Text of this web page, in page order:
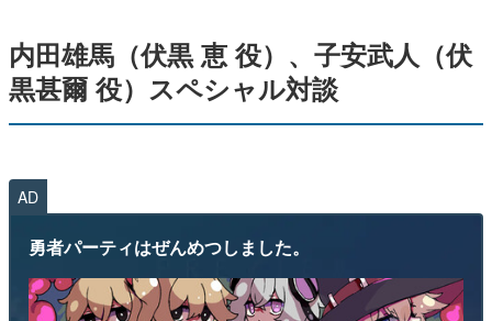
内田雄馬（伏黒 恵 役）、子安武人（伏
黒甚爾 役）スペシャル対談
AD
勇者パーティはぜんめつしました。